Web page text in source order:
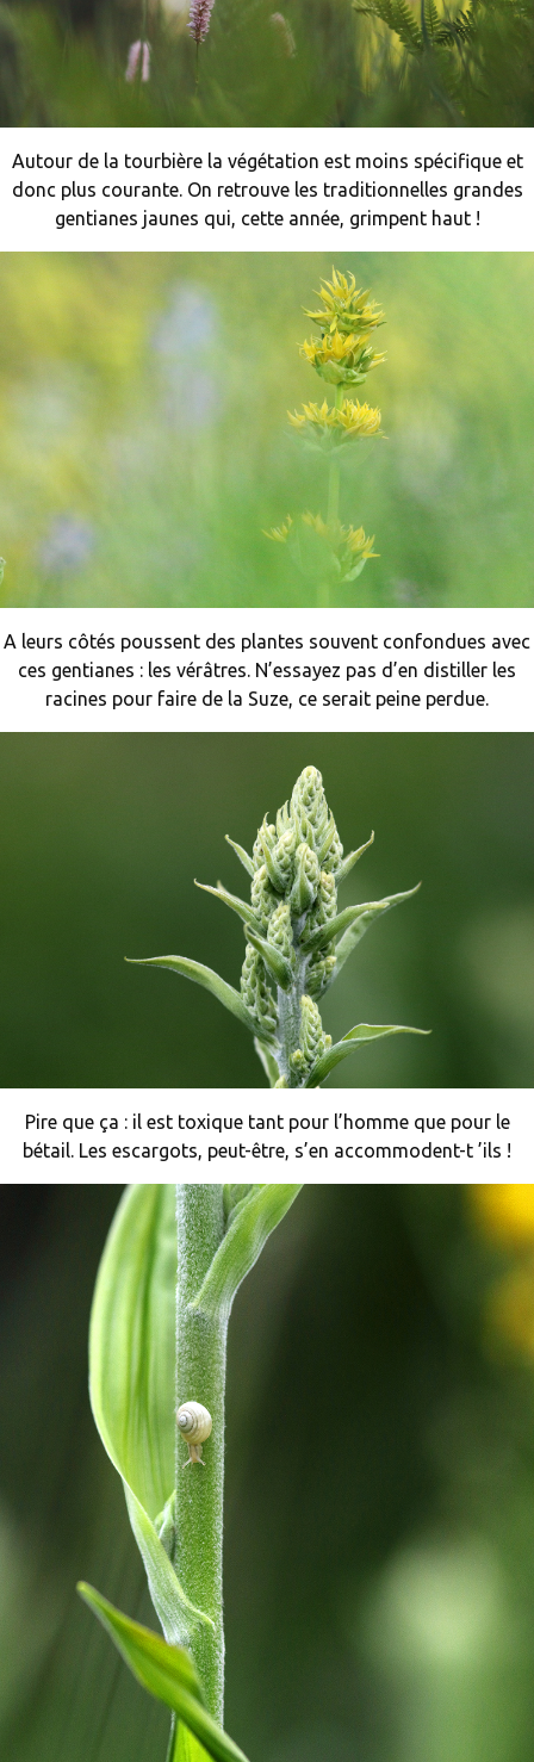
Autour de la tourbière la végétation est moins spécifique et
donc plus courante. On retrouve les traditionnelles grandes
gentianes jaunes qui, cette année, grimpent haut !
A leurs côtés poussent des plantes souvent confondues avec
ces gentianes : les vérâtres. N’essayez pas d’en distiller les
racines pour faire de la Suze, ce serait peine perdue.
Pire que ça : il est toxique tant pour l’homme que pour le
bétail. Les escargots, peut-être, s’en accommodent-t ’ils !